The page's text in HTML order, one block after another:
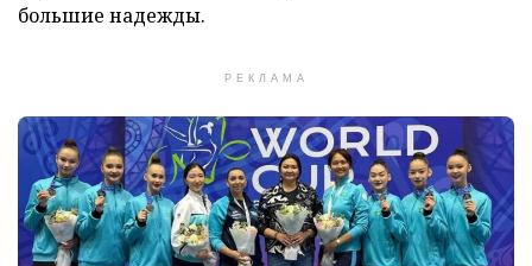
большие надежды.
РЕКЛАМА